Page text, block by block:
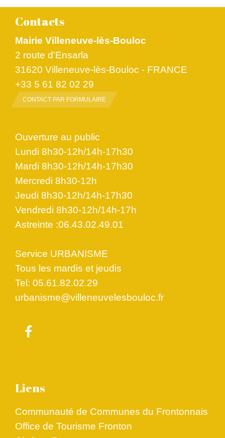
Contacts
Mairie Villeneuve-lès-Bouloc
2 route d'Ensarla
31620 Villeneuve-lès-Bouloc - FRANCE
+33 5 61 82 02 29
CONTACT PAR FORMULAIRE
Ouverture au public
Lundi 8h30-12h/14h-17h30
Mardi 8h30-12h/14h-17h30
Mercredi 8h30-12h
Jeudi 8h30-12h/14h-17h30
Vendredi 8h30-12h/14h-17h
Astreinte :06.43.02.49.01
Service URBANISME
Tous les mardis et jeudis
Tel: 05.61.82.02.29
urbanisme@villeneuvelesbouloc.fr
Liens
Communauté de Communes du Frontonnais
Office de Tourisme Fronton